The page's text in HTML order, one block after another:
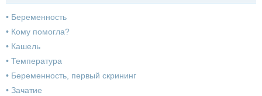
• Беременность
• Кому помогла?
• Кашель
• Температура
• Беременность, первый скрининг
• Зачатие